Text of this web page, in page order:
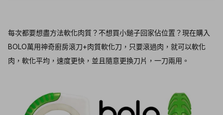
每次都要想盡方法軟化肉質？不想買小鎚子回家佔位置？現在購入
BOLO萬用神奇廚房滾刀+肉質軟化刀，只要滾過肉，就可以軟化
肉，軟化平均，速度更快，並且隨意更換刀片，一刀兩用。